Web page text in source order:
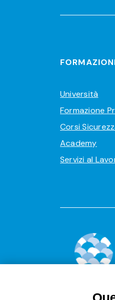
Università
Formazione
Corsi
Academy
Servizi al